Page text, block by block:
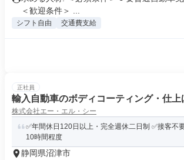
＜歓迎条件＞ ...
シフト自由 交通費支給
正社員
輸入自動車のボディコーティング・仕上
株式会社エー・エル・シー
✅️年間休日120日以上・完全週休二日制 ✅️接客不
10時間程度
静岡県沼津市